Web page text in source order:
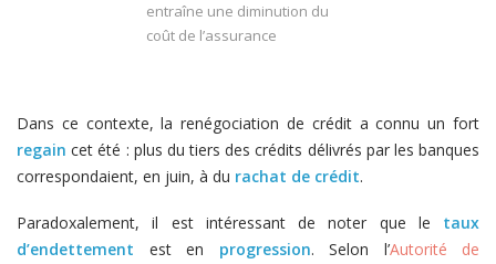
entraîne une diminution du
coût de l’assurance
Dans ce contexte, la renégociation de crédit a connu un fort
regain cet été : plus du tiers des crédits délivrés par les banques
correspondaient, en juin, à du rachat de crédit.
Paradoxalement, il est intéressant de noter que le taux
d’endettement est en progression. Selon l’Autorité de